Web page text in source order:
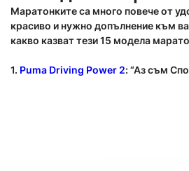
Маратонките са много повече от
красиво и нужно допълнение към
какво казват тези 15 модела
1. Puma Driving Power 2: “Аз съм